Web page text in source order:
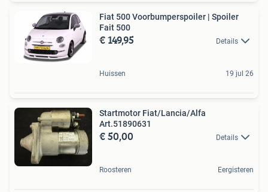
Fiat 500 Voorbumperspoiler | Spoiler
Fait 500
€ 149,95 Details
Huissen 19 jul 26
Startmotor Fiat/Lancia/Alfa
Art.51890631
€ 50,00 Details
Roosteren Eergisteren